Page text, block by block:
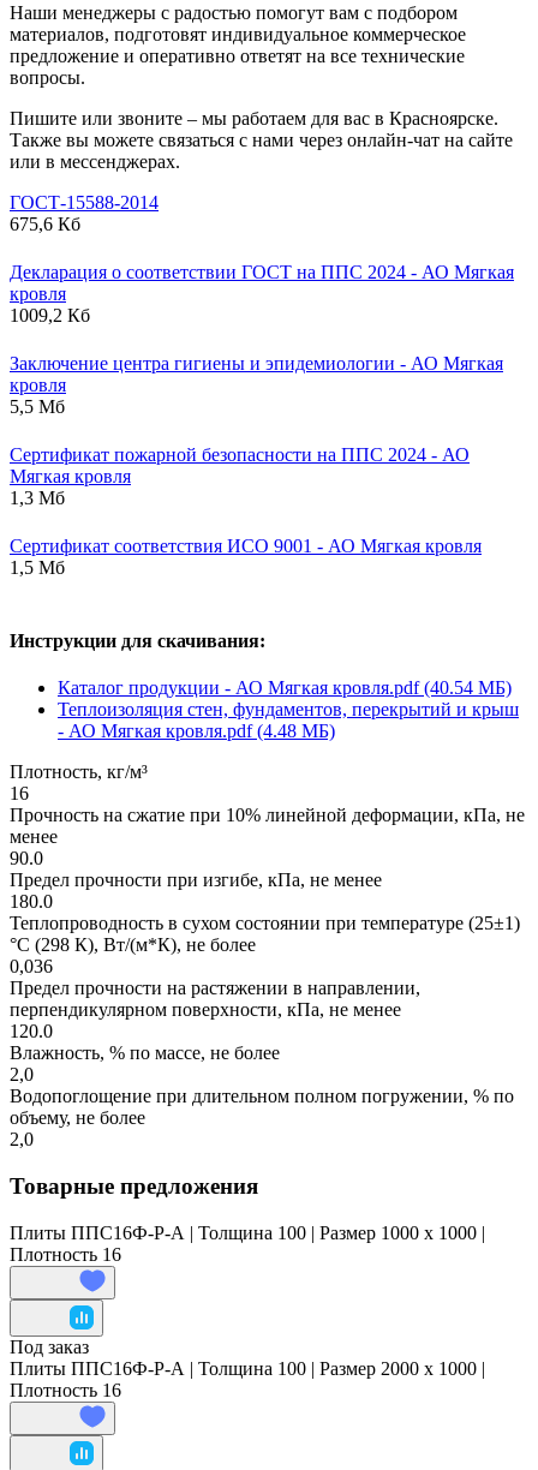
Наши менеджеры с радостью помогут вам с подбором
материалов, подготовят индивидуальное коммерческое
предложение и оперативно ответят на все технические
вопросы.
Пишите или звоните – мы работаем для вас в Красноярске.
Также вы можете связаться с нами через онлайн-чат на сайте
или в мессенджерах.
ГОСТ-15588-2014
675,6 Кб
Декларация о соответствии ГОСТ на ППС 2024 - АО Мягкая
кровля
1009,2 Кб
Заключение центра гигиены и эпидемиологии - АО Мягкая
кровля
5,5 Мб
Сертификат пожарной безопасности на ППС 2024 - АО
Мягкая кровля
1,3 Мб
Сертификат соответствия ИСО 9001 - АО Мягкая кровля
1,5 Мб
Инструкции для скачивания:
Каталог продукции - АО Мягкая кровля.pdf (40.54 МБ)
Теплоизоляция стен, фундаментов, перекрытий и крыш
- АО Мягкая кровля.pdf (4.48 МБ)
Плотность, кг/м³
16
Прочность на сжатие при 10% линейной деформации, кПа, не
менее
90.0
Предел прочности при изгибе, кПа, не менее
180.0
Теплопроводность в сухом состоянии при температуре (25±1)
°С (298 К), Вт/(м*К), не более
0,036
Предел прочности на растяжении в направлении,
перпендикулярном поверхности, кПа, не менее
120.0
Влажность, % по массе, не более
2,0
Водопоглощение при длительном полном погружении, % по
объему, не более
2,0
Товарные предложения
Плиты ППС16Ф-Р-А | Толщина 100 | Размер 1000 x 1000 |
Плотность 16
Под заказ
Плиты ППС16Ф-Р-А | Толщина 100 | Размер 2000 x 1000 |
Плотность 16